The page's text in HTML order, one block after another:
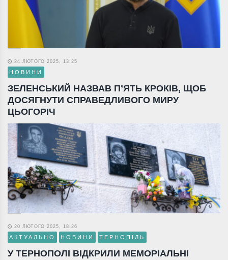
24 ЛЮТОГО 2025, 13:25
НОВИНИ
ЗЕЛЕНСЬКИЙ НАЗВАВ П’ЯТЬ КРОКІВ, ЩОБ
ДОСЯГНУТИ СПРАВЕДЛИВОГО МИРУ
ЦЬОГОРІЧ
20 ЛЮТОГО 2025, 18:26
АКТУАЛЬНО НОВИНИ ТЕРНОПІЛЬ
У ТЕРНОПОЛІ ВІДКРИЛИ МЕМОРІАЛЬНІ